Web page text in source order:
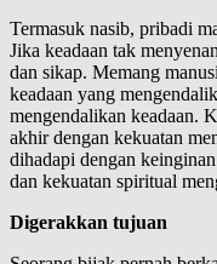
Termasuk nasib, pribadi
Jika keadaan tak
dan sikap. Memang
keadaan yang
mengendalikan keadaan.
akhir dengan kekuatan
dihadapi dengan
dan kekuatan spiritual
Digerakkan tujuan